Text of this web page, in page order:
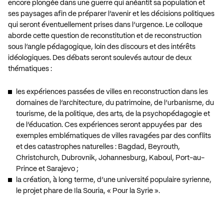
encore plongée dans une guerre qui anéantit sa population et
ses paysages afin de préparer l’avenir et les décisions politiques
qui seront éventuellement prises dans l’urgence. Le colloque
aborde cette question de reconstitution et de reconstruction
sous l’angle pédagogique, loin des discours et des intérêts
idéologiques. Des débats seront soulevés autour de deux
thématiques :
les expériences passées de villes en reconstruction dans les
domaines de l’architecture, du patrimoine, de l’urbanisme, du
tourisme, de la politique, des arts, de la psychopédagogie et
de l’éducation. Ces expériences seront appuyées par des
exemples emblématiques de villes ravagées par des conflits
et des catastrophes naturelles : Bagdad, Beyrouth,
Christchurch, Dubrovnik, Johannesburg, Kaboul, Port-au-
Prince et Sarajevo ;
la création, à long terme, d’une université populaire syrienne,
le projet phare de Ila Souria, « Pour la Syrie ».